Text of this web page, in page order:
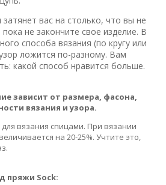
вас на столько, что вы не
не закончите свое изделие. В
способа вязания (по кругу или
ложится по-разному. Вам
какой способ нравится больше.
зависит от размера, фасона,
вязания и узора.
вязания спицами. При вязании
на 20-25%. Учтите это,
пряжи Sock: